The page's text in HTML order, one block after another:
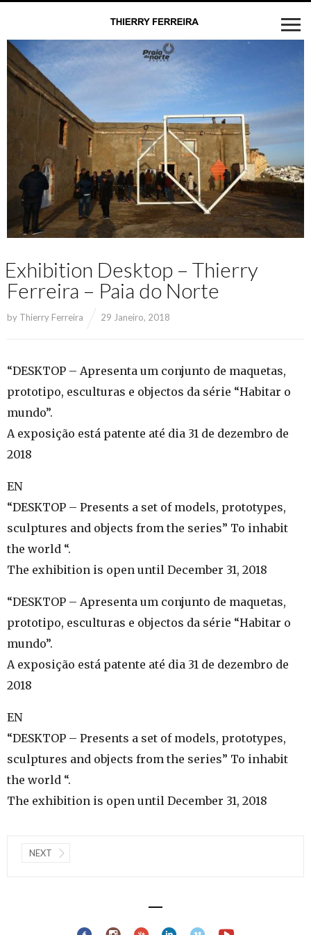
Exhibition Desktop – Thierry
Ferreira – Paia do Norte
by Thierry Ferreira 29 Janeiro, 2018
“DESKTOP – Apresenta um conjunto de maquetas,
prototipo, esculturas e objectos da série “Habitar o
mundo”.
A exposição está patente até dia 31 de dezembro de
2018
EN
“DESKTOP – Presents a set of models, prototypes,
sculptures and objects from the series” To inhabit
the world “.
The exhibition is open until December 31, 2018
“DESKTOP – Apresenta um conjunto de maquetas,
prototipo, esculturas e objectos da série “Habitar o
mundo”.
A exposição está patente até dia 31 de dezembro de
2018
EN
“DESKTOP – Presents a set of models, prototypes,
sculptures and objects from the series” To inhabit
the world “.
The exhibition is open until December 31, 2018
NEXT